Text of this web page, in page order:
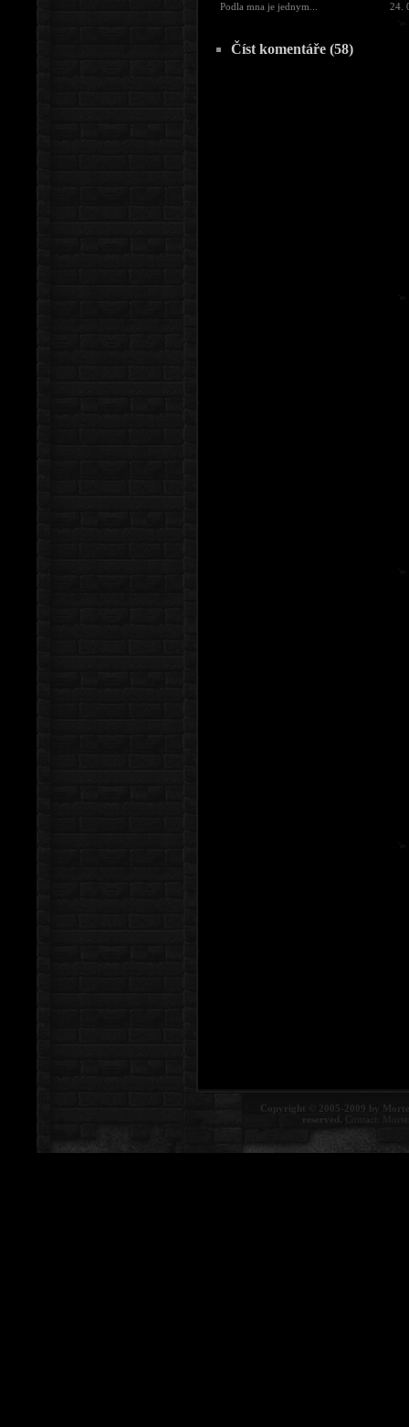
Podla mna je jednym...
24.
Číst komentáře (58)
Copyright © 2005-2009 by
reserved. Contact: